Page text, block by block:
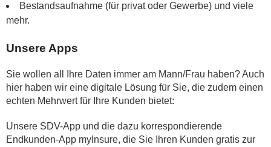
Bestandsaufnahme (für privat oder Gewerbe) und viele
mehr.
Unsere Apps
Sie wollen all Ihre Daten immer am Mann/Frau haben? Auch
hier haben wir eine digitale Lösung für Sie, die zudem einen
echten Mehrwert für Ihre Kunden bietet:
Unsere SDV-App und die dazu korrespondierende
Endkunden-App myInsure, die Sie Ihren Kunden gratis zur